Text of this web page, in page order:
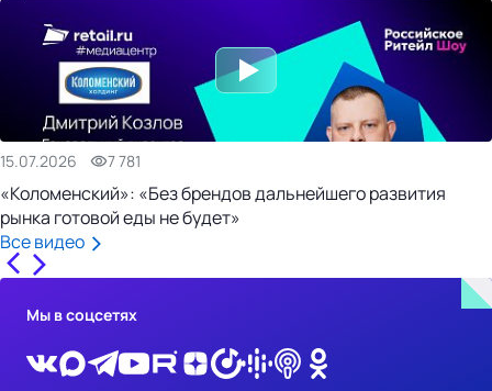
15.07.2026 7 781
«Коломенский»: «Без брендов дальнейшего развития
рынка готовой еды не будет»
Все видео
Мы в соцсетях